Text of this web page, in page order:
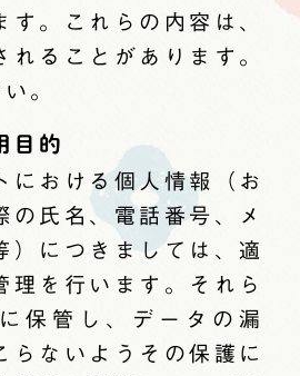
す。これらの内容は、
れることがあります。
。
目的
における個人情報（お
の氏名、電話番号、メ
）につきましては、適
理を行います。それら
保管し、データの漏
らないようその保護に